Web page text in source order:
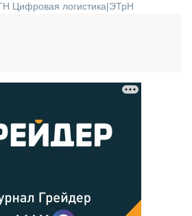
Цифровая логистика|ЭТрН